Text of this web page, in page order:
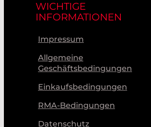
WICHTIGE
INFORMATIONEN
Impressum
Allgemeine
Geschäftsbedingungen
Einkaufsbedingungen
RMA-Bedingungen
Datenschutz